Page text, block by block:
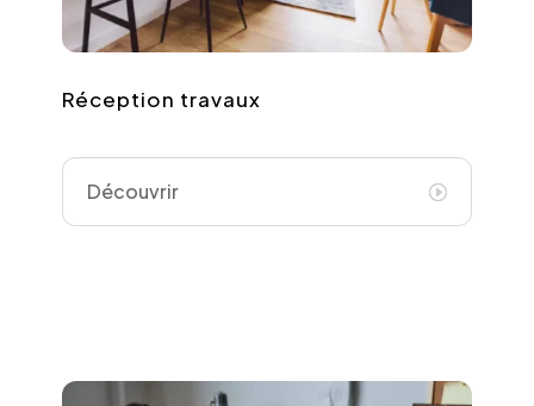
Réception travaux
Découvrir